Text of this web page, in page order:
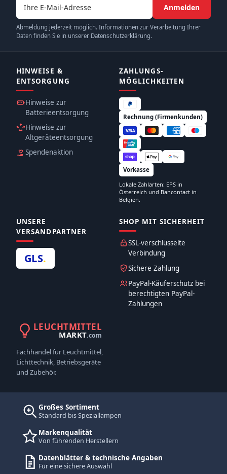
Anmelden
Abmeldung jederzeit möglich. Informationen zur Verarbeitung Ihrer
Daten finden Sie in unserer Datenschutzerklärung.
HINWEISE &
ENTSORGUNG
Hinweise zur
Batterieentsorgung
Hinweise zur
Altgeräteentsorgung
Spendenaktion
ZAHLUNGS­
MÖGLICHKEITEN
Rechnung (Firmenkunden)
Vorkasse
Lokale Zahlarten: EPS in
Österreich und Bancontact in
Belgien.
UNSERE
VERSANDPARTNER
GLS.
SHOP MIT SICHERHEIT
SSL-verschlüsselte
Verbindung
Sichere Zahlung
PayPal-Käuferschutz bei
berechtigten PayPal-
Zahlungen
LEUCHTMITTEL
MARKT.com
Fachhandel für Leuchtmittel,
Lichttechnik, Betriebsgeräte
und Zubehör.
Großes Sortiment
Standard bis Speziallampen
Markenqualität
Von führenden Herstellern
Datenblätter & technische Angaben
Für eine sichere Auswahl